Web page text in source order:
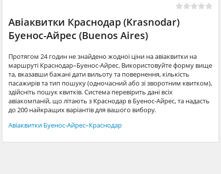
Авіаквитки Краснодар (Krasnodar)
Буенос-Айрес (Buenos Aires)
Протягом 24 годин не знайдено жодної ціни на авіаквитки на
маршруті Краснодар–Буенос-Айрес. Використовуйте форму вище
та, вказавши бажані дати вильоту та повернення, кількість
пасажирів та тип пошуку (одночасний або зі зворотним квитком),
здійсніть пошук квитків. Система перевірить дані всіх
авіакомпаній, що літають з Краснодар в Буенос-Айрес, та надасть
до 200 найкращих варіантів для вашого вибору.
Авіаквитки Буенос-Айрес–Краснодар